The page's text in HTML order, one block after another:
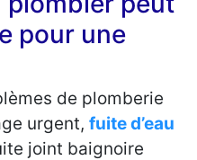
pour une
de plomberie
urgent, fuite d’eau
joint baignoire